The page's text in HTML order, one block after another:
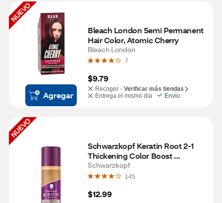
NUEVO
Agregar
Bleach London Semi Permanent
Hair Color, Atomic Cherry
Bleach London
7
$9.79
Recoger - Verificar más tiendas
Entrega el mismo día
Envío
NUEVO
Schwarzkopf Keratin Root 2-1
Thickening Color Boost
Temporary Spray, Medium
Blonde
Schwarzkopf
145
$12.99